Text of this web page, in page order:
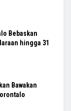
Bebaskan
hingga 31
Bawakan